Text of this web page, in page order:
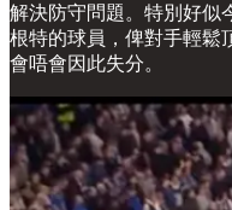
解決防守問題。特別好似
根特的球員，俾對手輕鬆
會唔會因此失分。